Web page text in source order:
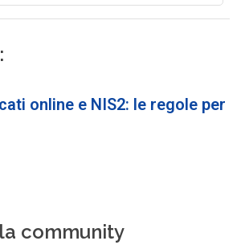
online e NIS2: le regole per
community